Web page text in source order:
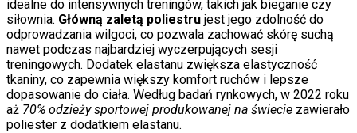
idealne do intensywnych treningów, takich jak bieganie czy
siłownia. Główną zaletą poliestru jest jego zdolność do
odprowadzania wilgoci, co pozwala zachować skórę suchą
nawet podczas najbardziej wyczerpujących sesji
treningowych. Dodatek elastanu zwiększa elastyczność
tkaniny, co zapewnia większy komfort ruchów i lepsze
dopasowanie do ciała. Według badań rynkowych, w 2022 roku
aż 70% odzieży sportowej produkowanej na świecie zawierało
poliester z dodatkiem elastanu.